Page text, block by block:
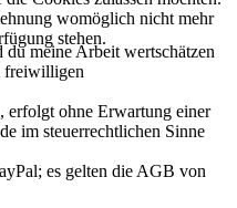
meine Arbeit wertschätzen
freiwilligen
ohne Erwartung einer
im steuerrechtlichen Sinne
es gelten die AGB von
womöglich nicht mehr
stehen.